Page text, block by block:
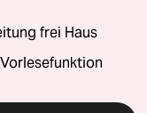
frei Haus